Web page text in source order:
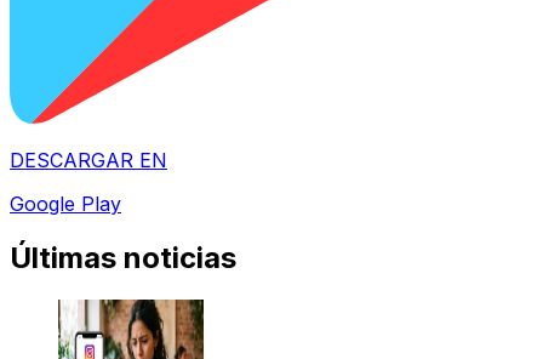
DESCARGAR EN
Google Play
Últimas noticias